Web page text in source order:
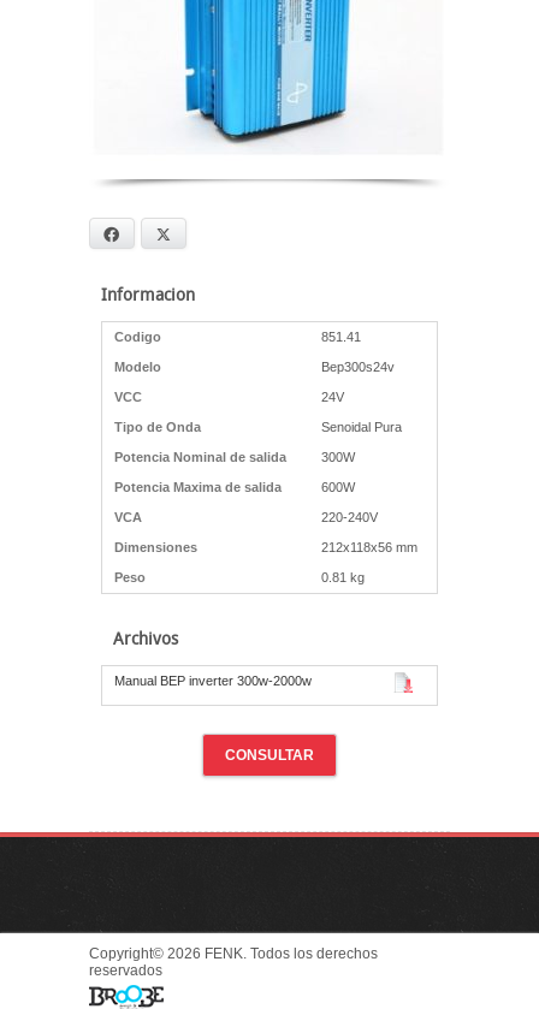
Facebook
Informacion
Codigo 851.41
Modelo Bep300s24v
VCC 24V
Tipo de Onda Senoidal Pura
Potencia Nominal de salida 300W
Potencia Maxima de salida 600W
VCA 220-240V
Dimensiones 212x118x56 mm
Peso 0.81 kg
Archivos
Manual BEP inverter 300w-2000w
CONSULTAR
Copyright© 2026 FENK. Todos los derechos
reservados